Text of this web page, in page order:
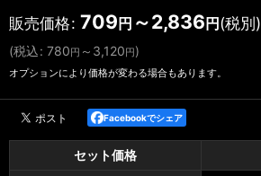
販売価格: 709 円 ～2,836 円 (税別)
(税込: 780円 ～3,120円)
オプションにより価格が変わる場合もあります。
Facebookでシェア
セット価格